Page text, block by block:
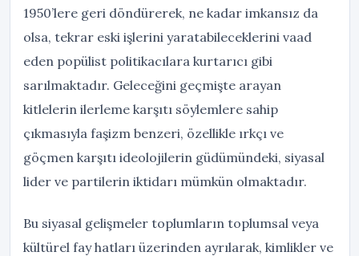
1950’lere geri döndürerek, ne kadar imkansız da
olsa, tekrar eski işlerini yaratabileceklerini vaad
eden popülist politikacılara kurtarıcı gibi
sarılmaktadır. Geleceğini geçmişte arayan
kitlelerin ilerleme karşıtı söylemlere sahip
çıkmasıyla faşizm benzeri, özellikle ırkçı ve
göçmen karşıtı ideolojilerin güdümündeki, siyasal
lider ve partilerin iktidarı mümkün olmaktadır.
Bu siyasal gelişmeler toplumların toplumsal veya
kültürel fay hatları üzerinden ayrılarak, kimlikler ve